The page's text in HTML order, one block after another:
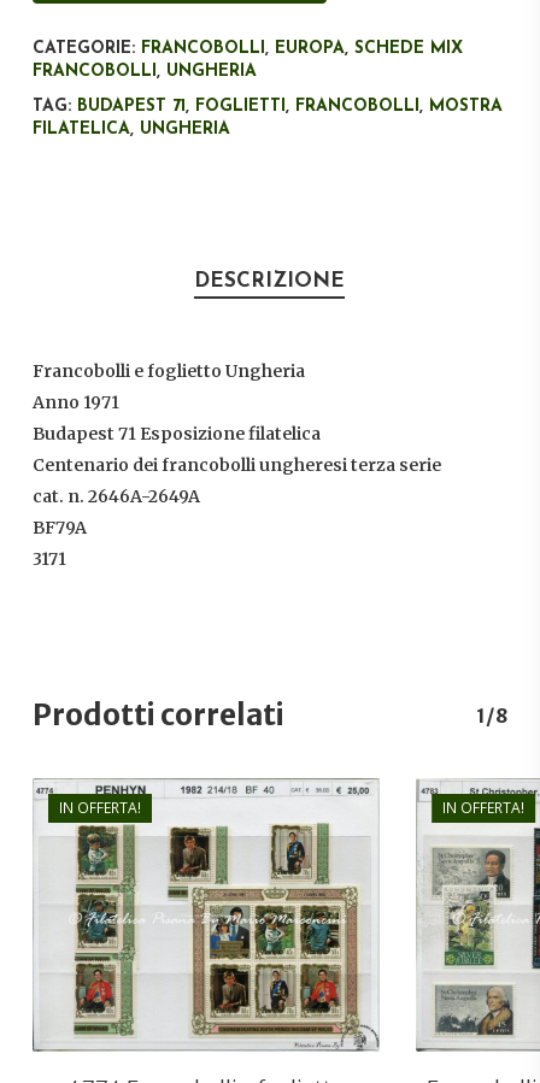
CATEGORIE: FRANCOBOLLI, EUROPA, SCHEDE MIX
FRANCOBOLLI, UNGHERIA
TAG: BUDAPEST 71, FOGLIETTI, FRANCOBOLLI, MOSTRA
FILATELICA, UNGHERIA
DESCRIZIONE
Francobolli e foglietto Ungheria
Anno 1971
Budapest 71 Esposizione filatelica
Centenario dei francobolli ungheresi terza serie
cat. n. 2646A-2649A
BF79A
3171
Prodotti correlati 1/8
IN OFFERTA!
€25,00
€18,00
IN OFFERTA!